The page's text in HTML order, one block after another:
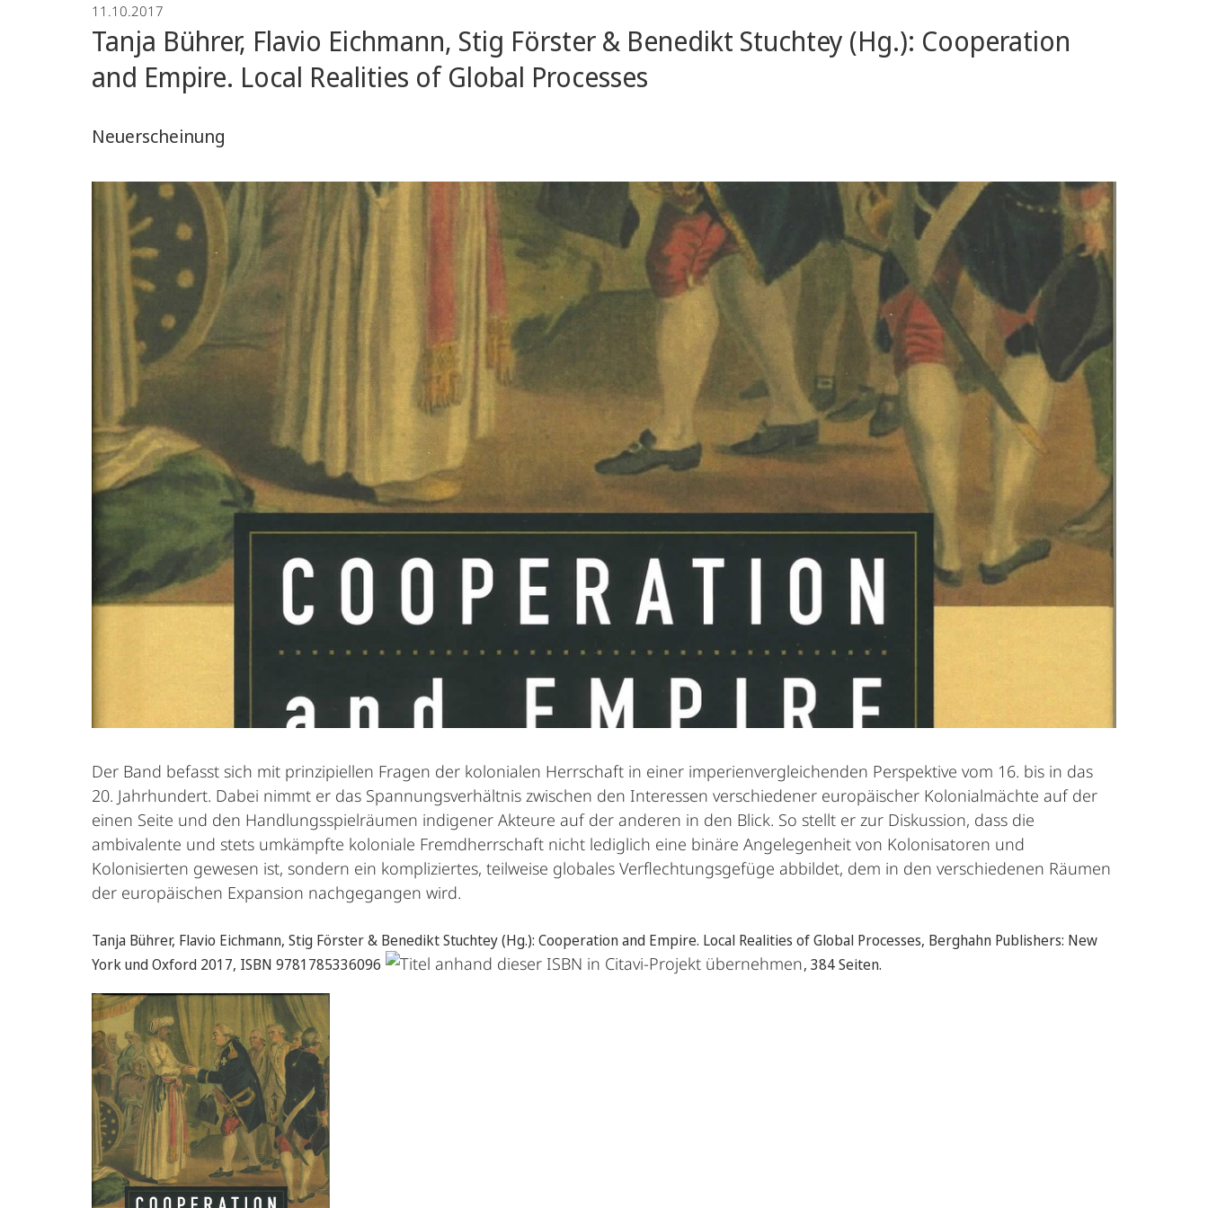
11.10.2017
Tanja Bührer, Flavio Eichmann, Stig Förster & Benedikt Stuchtey (Hg.): Cooperation
and Empire. Local Realities of Global Processes
Neuerscheinung
Der Band befasst sich mit prinzipiellen Fragen der kolonialen Herrschaft in einer imperienvergleichenden Perspektive vom 16. bis in das
20. Jahrhundert. Dabei nimmt er das Spannungsverhältnis zwischen den Interessen verschiedener europäischer Kolonialmächte auf der
einen Seite und den Handlungsspielräumen indigener Akteure auf der anderen in den Blick. So stellt er zur Diskussion, dass die
ambivalente und stets umkämpfte koloniale Fremdherrschaft nicht lediglich eine binäre Angelegenheit von Kolonisatoren und
Kolonisierten gewesen ist, sondern ein kompliziertes, teilweise globales Verflechtungsgefüge abbildet, dem in den verschiedenen Räumen
der europäischen Expansion nachgegangen wird.
Tanja Bührer, Flavio Eichmann, Stig Förster & Benedikt Stuchtey (Hg.): Cooperation and Empire. Local Realities of Global Processes, Berghahn Publishers: New
York und Oxford 2017, ISBN 9781785336096
, 384 Seiten.